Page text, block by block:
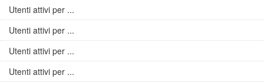
Utenti attivi per ...
Utenti attivi per ...
Utenti attivi per ...
Utenti attivi per ...